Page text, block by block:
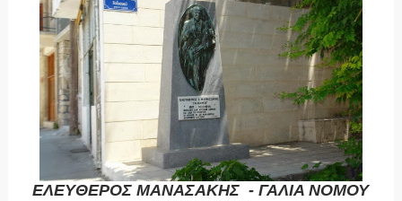
ΕΛΕΥΘΕΡΟΣ ΜΑΝΑΣΑΚΗΣ - ΓΑΛΙΑ ΝΟΜΟΥ